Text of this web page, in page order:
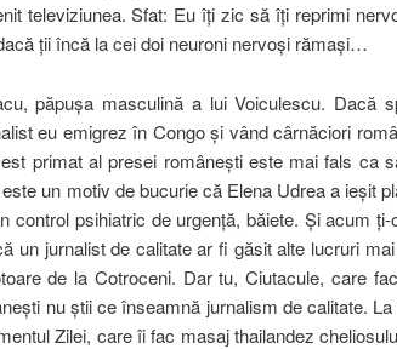
televiziunea. Sfat: Eu îţi zic să îţi reprimi
ţii încă la cei doi neuroni nervoşi rămaşi…
păpuşa masculină a lui Voiculescu. Dacă
eu emigrez în Congo şi vând cârnăciori
primat al presei româneşti este mai fals ca
un motiv de bucurie că Elena Udrea a ieşit
control psihiatric de urgenţă, băiete. Şi acum
un jurnalist de calitate ar fi găsit alte lucruri
de la Cotroceni. Dar tu, Ciutacule, care
nu ştii ce înseamnă jurnalism de calitate.
Zilei, care îi fac masaj thailandez